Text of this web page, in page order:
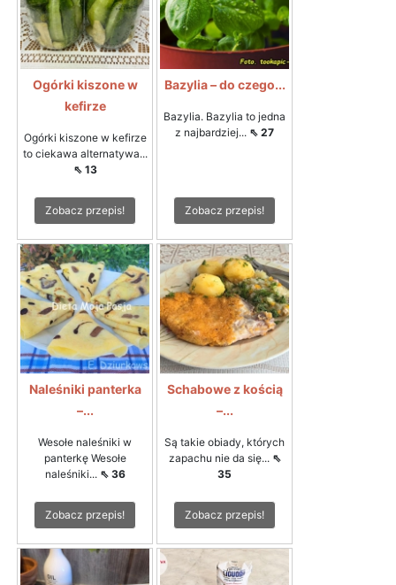
Ogórki kiszone w
kefirze
Ogórki kiszone w kefirze
to ciekawa alternatywa...
⇖ 13
Zobacz przepis!
Bazylia – do czego...
Bazylia. Bazylia to jedna
z najbardziej... ⇖ 27
Zobacz przepis!
Naleśniki panterka
–...
Wesołe naleśniki w
panterkę Wesołe
naleśniki... ⇖ 36
Zobacz przepis!
Schabowe z kością
–...
Są takie obiady, których
zapachu nie da się... ⇖
35
Zobacz przepis!